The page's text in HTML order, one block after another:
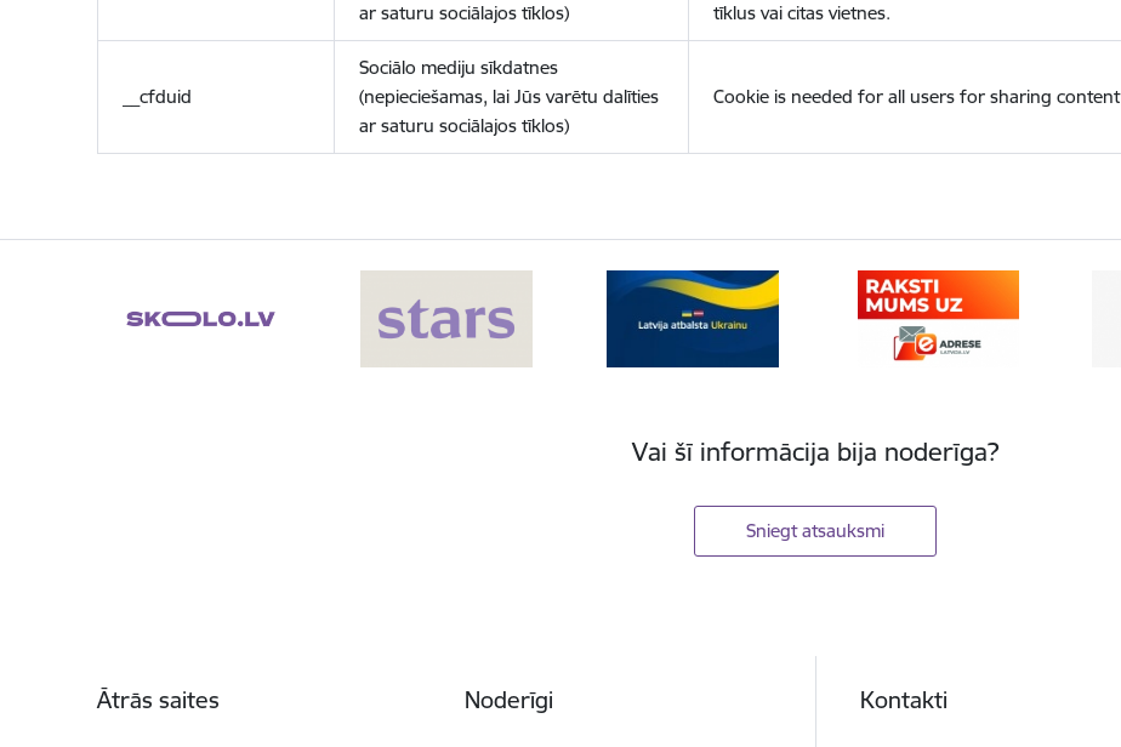
ar saturu sociālajos tīklos)
tīklus vai citas vietnes.
__cfduid
Sociālo mediju sīkdatnes
(nepieciešamas, lai Jūs varētu dalīties
ar saturu sociālajos tīklos)
Cookie is needed for all users for sharing content
Vai šī informācija bija noderīga?
Sniegt atsauksmi
Ātrās saites Noderīgi Kontakti